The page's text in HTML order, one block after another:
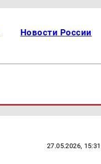
Новости России
27.05.2026, 15:31